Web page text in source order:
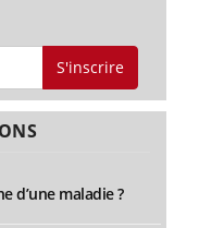
S'inscrire
d’une maladie ?